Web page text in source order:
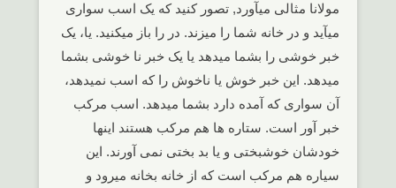
مولانا مثالی میآورد, تصور کنید که یک اسب سواری
میآید و در خانه شما را میزند. در را باز میکنید. يا، یک
خبر خوشی را بشما میدهد یا یک خبر نا خوشی بشما
میدهد. این خبر خوش یا ناخوش را که اسب نمیدهد،
آن سواری که آمده دارد بشما میدهد. اسب مرکب
خبر آور است. ستاره ها هم مرکب هستند اینها
خودشان خوشبختی و یا بد بختی نمی آورند. این
سیاره هم مرکب است که از خانه بخانه میرود و